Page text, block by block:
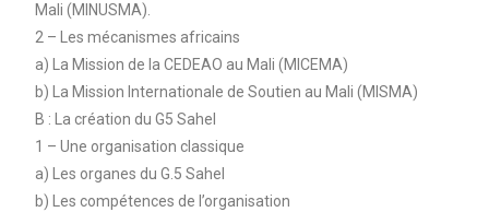
Mali (MINUSMA).
2 – Les mécanismes africains
a) La Mission de la CEDEAO au Mali (MICEMA)
b) La Mission Internationale de Soutien au Mali (MISMA)
B : La création du G5 Sahel
1 – Une organisation classique
a) Les organes du G.5 Sahel
b) Les compétences de l’organisation